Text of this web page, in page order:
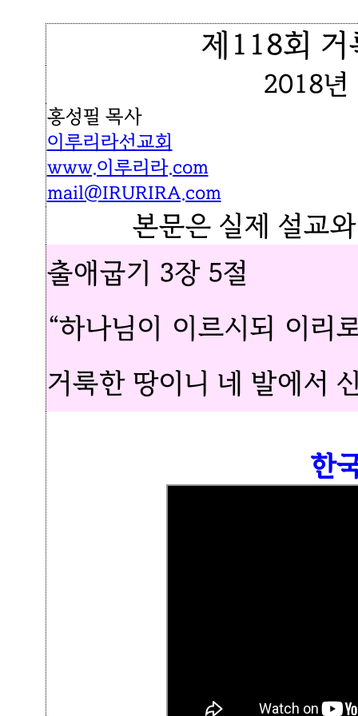
제118회 거
2018년
홍성필 목사
이루리라선교회
www.이루리라.com
mail@IRURIRA.com
본문은 실제 설교
출애굽기 3장 5절
“하나님이 이르시되 이
거룩한 땅이니 네 발에서
한